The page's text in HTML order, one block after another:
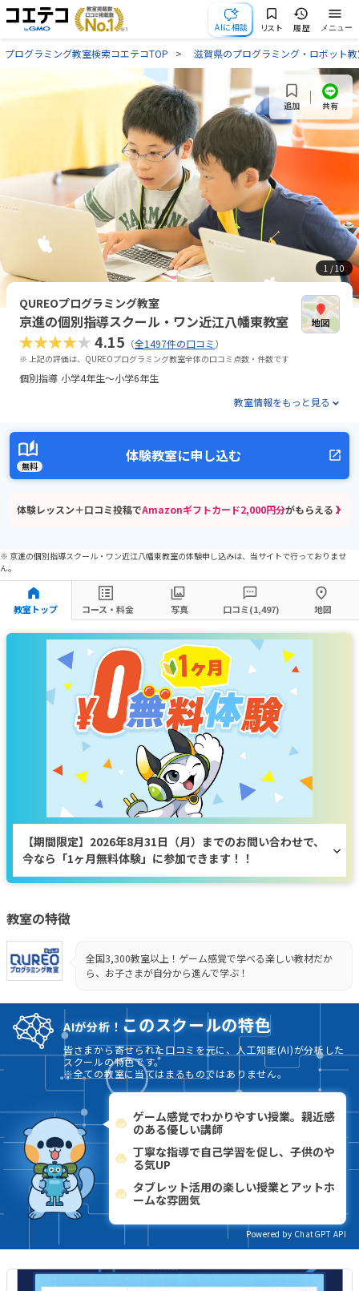
AIに相談 リスト 履歴 メニュー
プログラミング教室検索コエテコTOP 滋賀県のプログラミング・ロボット
1 / 10
追加 共有
QUREOプログラミング教室
京進の個別指導スクール・ワン近江八幡東教室
★★★★★4.15 （全1497件の口コミ）
※ 上記の評価は、QUREOプログラミング教室全体の口コミ点数・件数です
個別指導 小学4年生～小学6年生
教室情報をもっと見る
無料
体験教室に申し込む
体験レッスン＋口コミ投稿でAmazonギフトカード2,000円分がもらえる！
※ 京進の個別指導スクール・ワン近江八幡東教室の体験申し込みは、当サイトで行っておりませ
ん。
教室トップ コース・料金 写真 口コミ(1,497) 地図
【期間限定】2026年8月31日（月）までのお問い合わせで、
今なら「1ヶ月無料体験」に参加できます！！
教室の特徴
全国3,300教室以上！ゲーム感覚で学べる楽しい教材だか
ら、お子さまが自分から進んで学ぶ！
AIが分析！ このスクールの特色
皆さまから寄せられた口コミを元に、人工知能(AI)が分析した
スクールの特色です。
※全ての教室に当てはまるものではありません。
ゲーム感覚でわかりやすい授業。親近感
のある優しい講師
丁寧な指導で自己学習を促し、子供のや
る気UP
タブレット活用の楽しい授業とアットホ
ームな雰囲気
Powered by ChatGPT API